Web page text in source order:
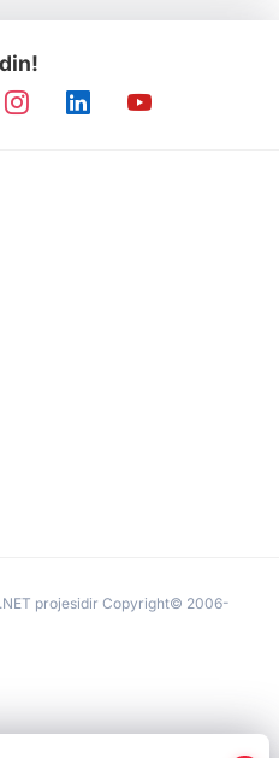
projesidir Copyright© 2006-